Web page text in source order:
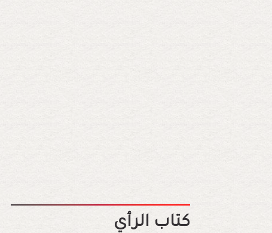
كتاب الرأي